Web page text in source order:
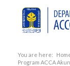
You are here:
Program ACCA